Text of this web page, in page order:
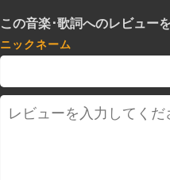
この音楽･歌詞へのレビュー
ニックネーム